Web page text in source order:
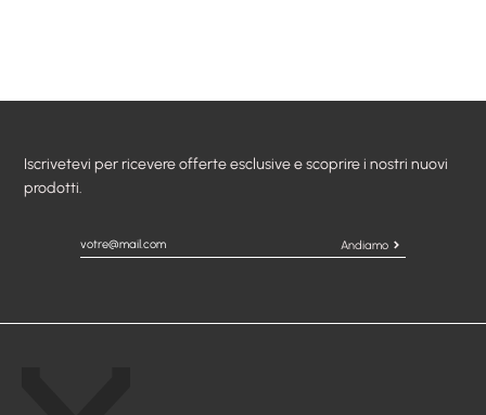
Iscrivetevi per ricevere offerte esclusive e scoprire i nostri nuovi
prodotti.
Andiamo